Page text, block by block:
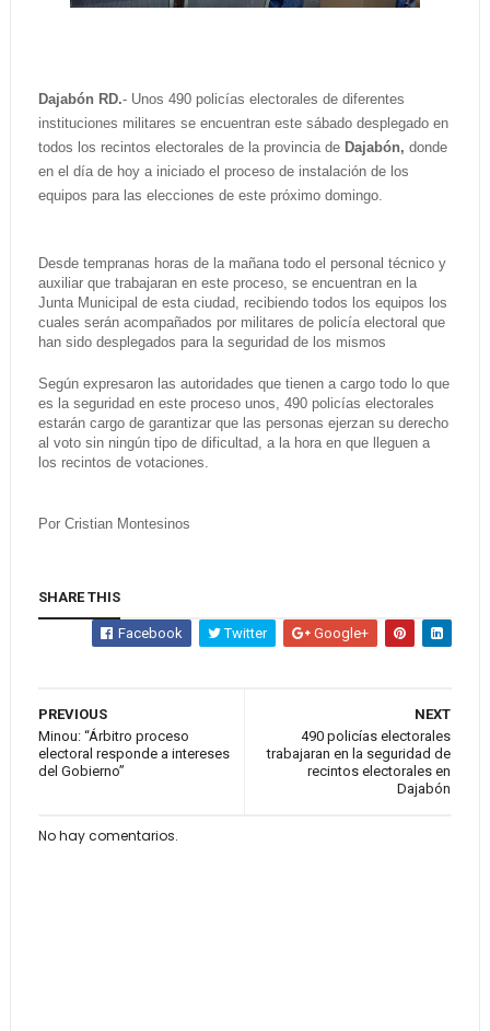
Dajabón RD.- Unos 490 policías electorales de diferentes
instituciones militares se encuentran este sábado desplegado en
todos los recintos electorales de la provincia de Dajabón, donde
en el día de hoy a iniciado el proceso de instalación de los
equipos para las elecciones de este próximo domingo.
Desde tempranas horas de la mañana todo el personal técnico y
auxiliar que trabajaran en este proceso, se encuentran en la
Junta Municipal de esta ciudad, recibiendo todos los equipos los
cuales serán acompañados por militares de policía electoral que
han sido desplegados para la seguridad de los mismos
Según expresaron las autoridades que tienen a cargo todo lo que
es la seguridad en este proceso unos, 490 policías electorales
estarán cargo de garantizar que las personas ejerzan su derecho
al voto sin ningún tipo de dificultad, a la hora en que lleguen a
los recintos de votaciones.
Por Cristian Montesinos
SHARE THIS
Facebook Twitter Google+
NEXT
490 policías electorales
trabajaran en la seguridad de
recintos electorales en
Dajabón
PREVIOUS
Minou: “Árbitro proceso
electoral responde a intereses
del Gobierno”
No hay comentarios.